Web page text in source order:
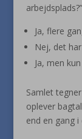
Ja, flere
Nej, det
Ja, men
Samlet
oplever
end en gang i